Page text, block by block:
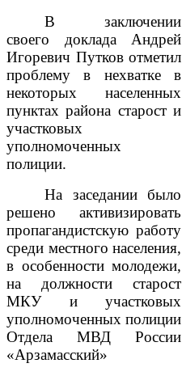
В заключении
своего доклада Андрей
Игоревич Путков отметил
проблему в нехватке в
некоторых населенных
пунктах района старост и
участковых
уполномоченных
полиции.
На заседании было
решено активизировать
пропагандистскую работу
среди местного населения,
в особенности молодежи,
на должности старост
МКУ и участковых
уполномоченных полиции
Отдела МВД России
«Арзамасский»